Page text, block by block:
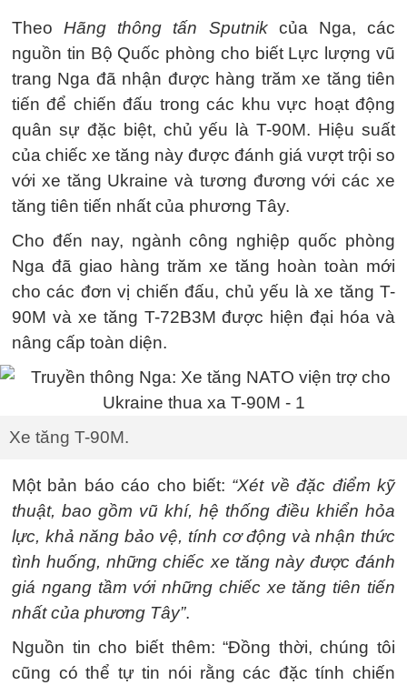
TheoHãng thông tấn Sputnikcủa Nga, các
nguồn tin Bộ Quốc phòng cho biết Lực lượng vũ
trang Nga đã nhận được hàng trăm xe tăng tiên
tiến để chiến đấu trong các khu vực hoạt động
quân sự đặc biệt, chủ yếu là T-90M. Hiệu suất
của chiếc xe tăng này được đánh giá vượt trội so
với xe tăng Ukraine và tương đương với các xe
tăng tiên tiến nhất của phương Tây.
Cho đến nay, ngành công nghiệp quốc phòng
Nga đã giao hàng trăm xe tăng hoàn toàn mới
cho các đơn vị chiến đấu, chủ yếu là xe tăng T-
90M và xe tăng T-72B3M được hiện đại hóa và
nâng cấp toàn diện.
Xe tăng T-90M.
Một bản báo cáo cho biết: “Xét về đặc điểm kỹ
thuật, bao gồm vũ khí, hệ thống điều khiển hỏa
lực, khả năng bảo vệ, tính cơ động và nhận thức
tình huống, những chiếc xe tăng này được đánh
giá ngang tầm với những chiếc xe tăng tiên tiến
nhất của phương Tây”.
Nguồn tin cho biết thêm: “Đồng thời, chúng tôi
cũng có thể tự tin nói rằng các đặc tính chiến